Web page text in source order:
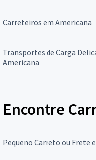
Carreteiros em Americana
Transportes de Carga
Americana
Encontre
Pequeno Carreto ou Frete